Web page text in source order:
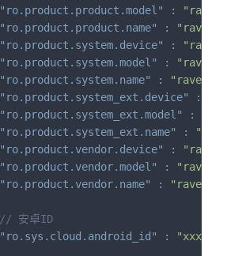
"ro.product.product.model"
:
"raven"
"ro.product.product.name"
: "raven"
"ro.product.system.device"
:
"raven"
"ro.product.system.model"
: "raven"
"ro.product.system.name"
: "raven"
"ro.product.system_ext.device"
:
"ro.product.system_ext.model"
:
"ro.product.system_ext.name"
:
"ro.product.vendor.device"
:
"raven"
"ro.product.vendor.model"
: "raven"
"ro.product.vendor.name"
: "raven"
// 安卓ID
"ro.sys.cloud.android_id"
: